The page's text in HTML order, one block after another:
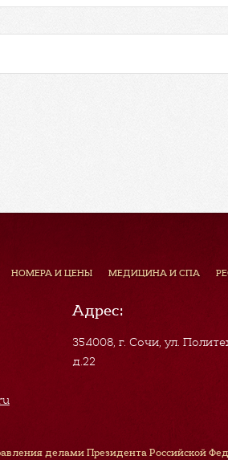
НОМЕРА И ЦЕНЫ МЕДИЦИНА И СПА
Адрес:
354008, г. Сочи,ул.
д.22
делами Президента Российской